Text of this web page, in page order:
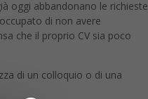
oggi abbandonano le richieste
di non avere
che il proprio CV sia poco
di un colloquio o di una